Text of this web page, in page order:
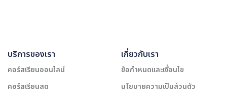
บริการของเรา
คอร์สเรียนออนไลน์
คอร์สเรียนสด
เกี่ยวกับเรา
ข้อกำหนดและเงื่อนไข
นโยบายความเป็นส่วนตัว